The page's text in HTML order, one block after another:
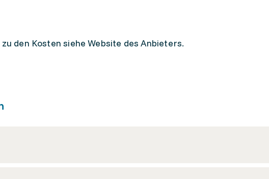
den Kosten siehe Website des Anbieters.